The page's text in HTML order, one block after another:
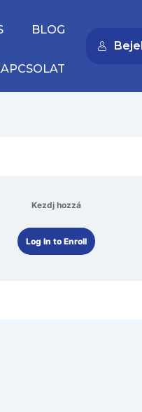
BLOG
Kezdj hozzá
Log In to Enroll